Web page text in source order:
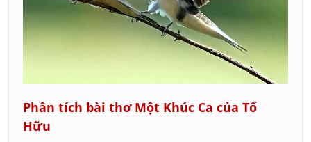
Phân tích bài thơ Một Khúc Ca của Tố
Hữu